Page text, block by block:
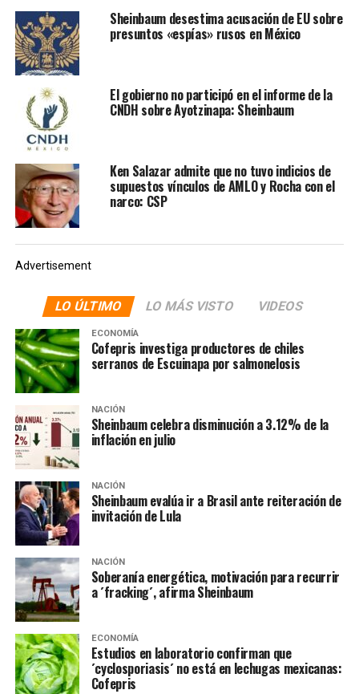
nombres como el del exprocurador general Jesús
Murillo Karam o Miguel Ángel Osorio Chong, actual
coordinador del tricolor en el Senado de la República y
secretario de Gobernación durante el sexenio de Enrique
Peña Nieto.
Tras esta explicación, Fayad pidió a López Obrador un
‘empujoncito’ desde las secretarías de Salud y de
Haciens y Crédito Público para que, en un plazo de 45
días, el gobierno de Hidalgo pueda ampliar los servicios
de salubridad locales. Además de que se comprometió a
trabajar de manera conjunta con las autoridades
complementarios.
En ese sentido, informó que su gobierno y el de López
Obrador ya han firmado el acuerdo para la
universalización de los servicios de salud de Hidalgo.
Poniendo a disposición del gobierno de México 16
hospitales estatales y 485 centros de salud para que
sigan atendiendo a los pacientes. Lo cual incluirá el
fortalecimiento de las clínicas de atención a población
abierta IMSS Bienestar.
También en
Sheinbaum desestima acusación de EU sobre
presuntos «espías» rusos en México
El gobierno no participó en el informe de la
CNDH sobre Ayotzinapa: Sheinbaum
Ken Salazar admite que no tuvo indicios de
supuestos vínculos de AMLO y Rocha con el
narco: CSP
Advertisement
LO ÚLTIMO LO MÁS VISTO VIDEOS
ECONOMÍA
Cofepris investiga productores de chiles
serranos de Escuinapa por salmonelosis
NACIÓN
Sheinbaum celebra disminución a 3.12% de la
inflación en julio
NACIÓN
Sheinbaum evalúa ir a Brasil ante reiteración de
invitación de Lula
NACIÓN
Soberanía energética, motivación para recurrir
a ´fracking´, afirma Sheinbaum
ECONOMÍA
Estudios en laboratorio confirman que
´cyclosporiasis´ no está en lechugas mexicanas:
Cofepris